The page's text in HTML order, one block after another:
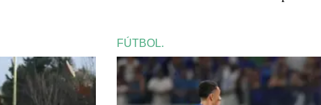
FÚTBOL.